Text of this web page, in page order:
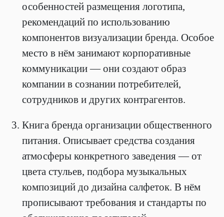
особенностей размещения логотипа,
рекомендаций по использованию
компонентов визуализации бренда. Особое
место в нём занимают корпоративные
коммуникации — они создают образ
компании в сознании потребителей,
сотрудников и других контрагентов.
Книга бренда организации общественного
питания. Описывает средства создания
атмосферы конкретного заведения — от
цвета стульев, подбора музыкальных
композиций до дизайна салфеток. В нём
прописывают требования и стандарты по